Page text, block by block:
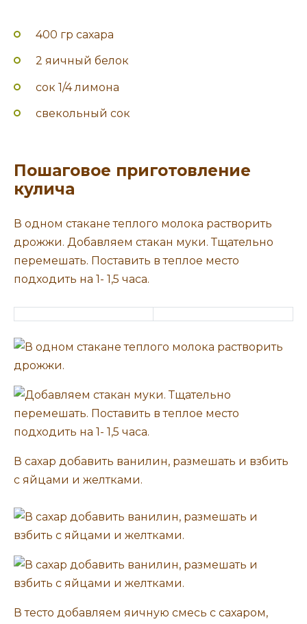
400 гр сахара
2 яичный белок
сок 1/4 лимона
свекольный сок
Пошаговое приготовление
кулича
В одном стакане теплого молока растворить
дрожжи. Добавляем стакан муки. Тщательно
перемешать. Поставить в теплое место
подходить на 1- 1,5 часа.
В сахар добавить ванилин, размешать и взбить
с яйцами и желтками.
В тесто добавляем яичную смесь с сахаром,